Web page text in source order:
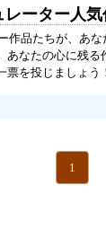
レーター人
作品たちが、あ
あなたの心に残
票を投じましょ
1